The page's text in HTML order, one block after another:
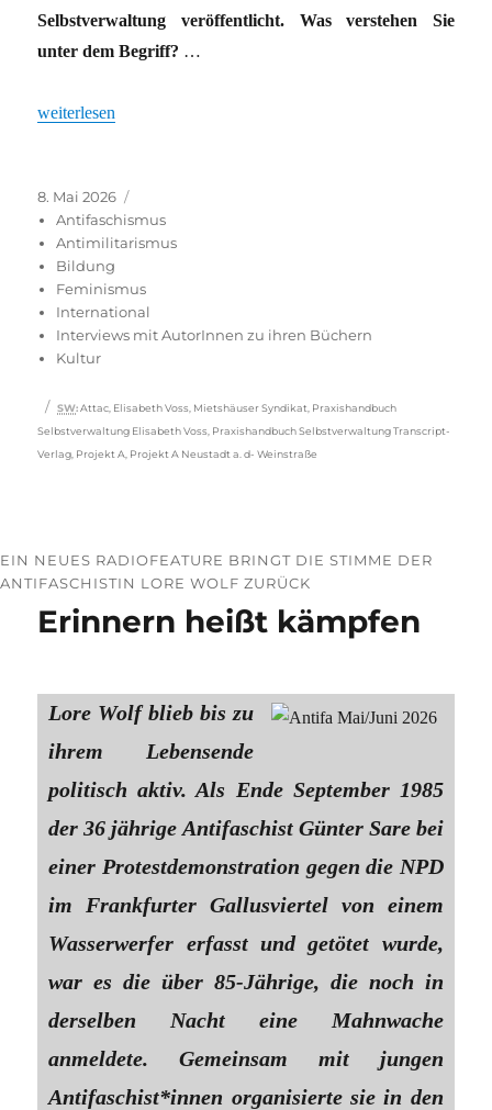
Selbstverwaltung veröffentlicht. Was verstehen Sie
unter dem Begriff? …
„Kollektive Projekte: »Keimformen des Morgen«“
weiterlesen
Veröffentlicht
am
8. Mai 2026
Antifaschismus
Antimilitarismus
Bildung
Feminismus
International
Interviews mit AutorInnen zu ihren Büchern
Kultur
Schlagwörter
SW: Attac Elisabeth Voss Mietshäuser Syndikat Praxishandbuch
Selbstverwaltung Elisabeth Voss Praxishandbuch Selbstverwaltung Transcript-
Verlag Projekt A Projekt A Neustadt a. d- Weinstraße
EIN NEUES RADIOFEATURE BRINGT DIE STIMME DER
ANTIFASCHISTIN LORE WOLF ZURÜCK
Erinnern heißt kämpfen
Lore Wolf blieb bis zu
ihrem Lebensende
politisch aktiv. Als Ende September 1985
der 36 jährige Antifaschist Günter Sare bei
einer Protestdemonstration gegen die NPD
im Frankfurter Gallusviertel von einem
Wasserwerfer erfasst und getötet wurde,
war es die über 85-Jährige, die noch in
derselben Nacht eine Mahnwache
anmeldete. Gemeinsam mit jungen
Antifaschist*innen organisierte sie in den